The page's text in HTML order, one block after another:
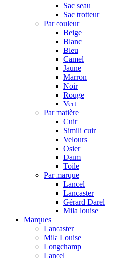
Sac seau
Sac trotteur
Par couleur
Beige
Blanc
Bleu
Camel
Jaune
Marron
Noir
Rouge
Vert
Par matière
Cuir
Simili cuir
Velours
Osier
Daim
Toile
Par marque
Lancel
Lancaster
Gérard Darel
Mila louise
Marques
Lancaster
Mila Louise
Longchamp
Lancel